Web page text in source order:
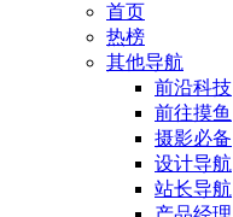
首页
热榜
其他导航
前沿科技
前往摸鱼
摄影必备
设计导航
站长导航